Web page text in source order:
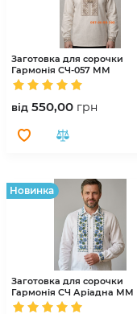
Заготовка для сорочки
Гармонія СЧ-057 ММ
вiд 550,00 грн
Hовинка
Заготовка для сорочки
Гармонія СЧ Аріадна ММ